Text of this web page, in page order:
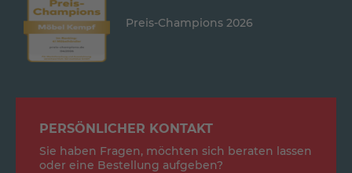
Preis-Champions 2026
PERSÖNLICHER KONTAKT
Sie haben Fragen, möchten sich beraten lassen
oder eine Bestellung aufgeben?